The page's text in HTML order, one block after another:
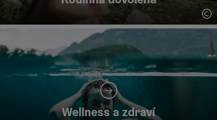
Wellness a zdraví